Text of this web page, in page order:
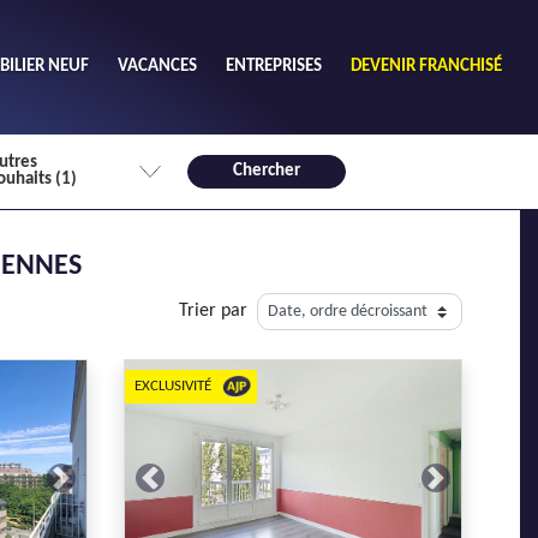
NEUF VACANCES ENTREPRISES DEVENIR FRANCHISÉ
(1)
3
4 plus
Chercher
Trier par
Next Previous Next
EXCLUSIVITÉ